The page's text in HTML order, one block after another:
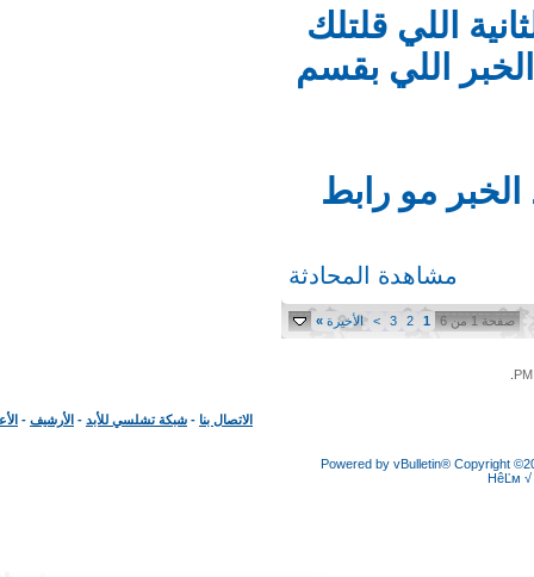
اللي قلتلك
اللي بقسم
مو رابط
مشاهدة المحادثة
1 من 6 1
2 الأخيرة»
الاتصال بنا- شبكة تشلسي للأبد -الأرشيف-الأعلى
Powered by vBulletin®